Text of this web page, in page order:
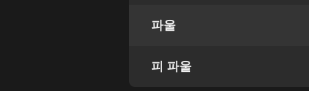
파울
피 파울